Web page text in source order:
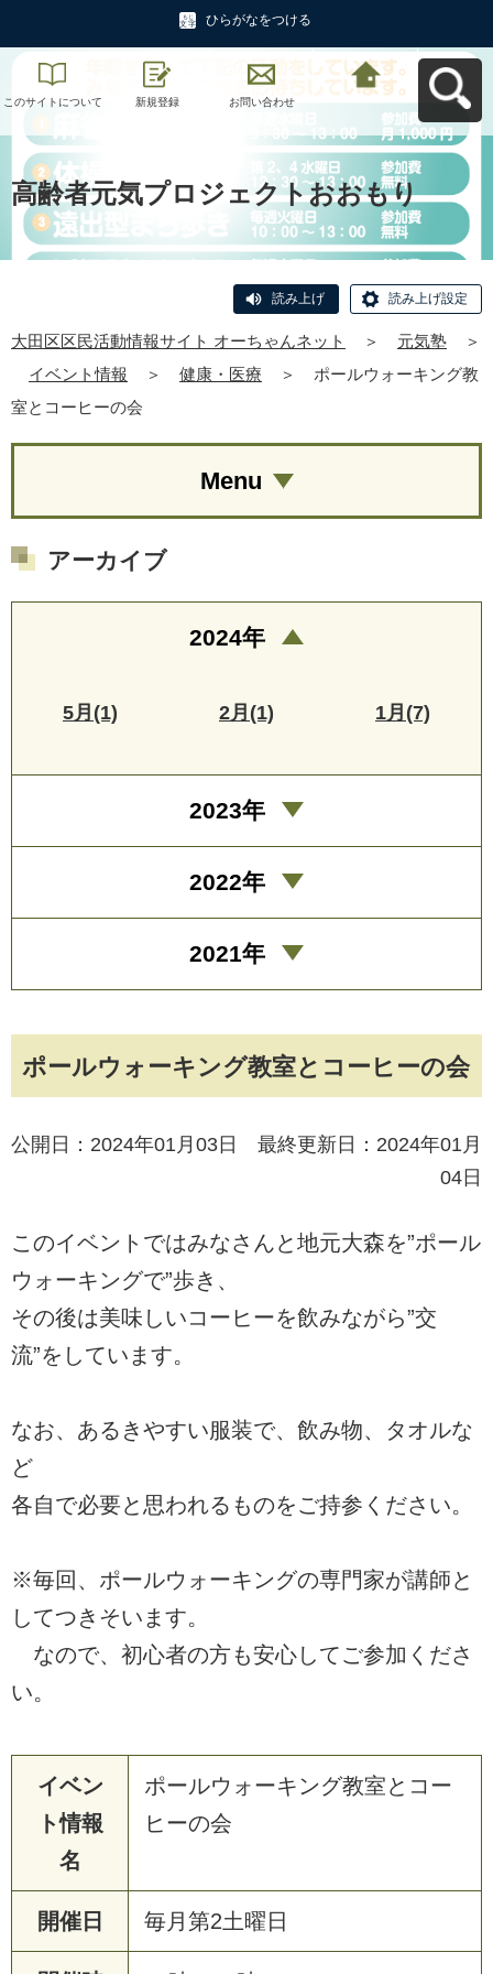
ひらがなをつける
このサイトについて 新規登録 お問い合わせ
大田区区民活動情報
サイト オーちゃんネ
ットへ戻る
高齢者元気プロジェクトおおもり
読み上げ 読み上げ設定
大田区区民活動情報サイト オーちゃんネット ＞ 元気塾
＞
イベント情報
＞ 健康・医療 ＞
ポールウォーキング教
室とコーヒーの会
ポールウォーキング教室とコーヒーの会
公開日：2024年01月03日 最終更新日：2024年01月
04日
このイベントではみなさんと地元大森を”ポール
ウォーキングで”歩き、
その後は美味しいコーヒーを飲みながら”交
流”をしています。
なお、あるきやすい服装で、飲み物、タオルな
ど
各自で必要と思われるものをご持参ください。
※毎回、ポールウォーキングの専門家が講師と
してつきそいます。
なので、初心者の方も安心してご参加くださ
い。
イベン
ト情報
名
ポールウォーキング教室とコー
ヒーの会
開催日 毎月第2土曜日
Menu
アーカイブ
2024年
5月(1) 2月(1) 1月(7)
2023年
2022年
2021年